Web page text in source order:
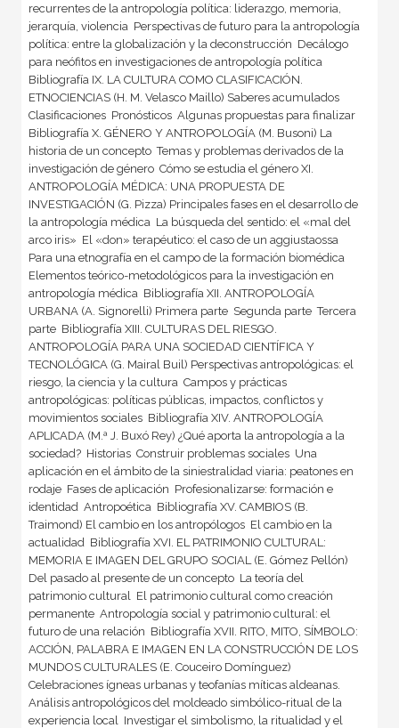
recurrentes de la antropología política: liderazgo, memoria,
jerarquía, violencia  Perspectivas de futuro para la antropología
política: entre la globalización y la deconstrucción  Decálogo
para neófitos en investigaciones de antropología política 
Bibliografía IX. LA CULTURA COMO CLASIFICACIÓN.
ETNOCIENCIAS (H. M. Velasco Maillo) Saberes acumulados 
Clasificaciones  Pronósticos  Algunas propuestas para finalizar 
Bibliografía X. GÉNERO Y ANTROPOLOGÍA (M. Busoni) La
historia de un concepto  Temas y problemas derivados de la
investigación de género  Cómo se estudia el género XI.
ANTROPOLOGÍA MÉDICA: UNA PROPUESTA DE
INVESTIGACIÓN (G. Pizza) Principales fases en el desarrollo de
la antropología médica  La búsqueda del sentido: el «mal del
arco iris»  El «don» terapéutico: el caso de un aggiustaossa 
Para una etnografía en el campo de la formación biomédica 
Elementos teórico-metodológicos para la investigación en
antropología médica  Bibliografía XII. ANTROPOLOGÍA
URBANA (A. Signorelli) Primera parte  Segunda parte  Tercera
parte  Bibliografía XIII. CULTURAS DEL RIESGO.
ANTROPOLOGÍA PARA UNA SOCIEDAD CIENTÍFICA Y
TECNOLÓGICA (G. Mairal Buil) Perspectivas antropológicas: el
riesgo, la ciencia y la cultura  Campos y prácticas
antropológicas: políticas públicas, impactos, conflictos y
movimientos sociales  Bibliografía XIV. ANTROPOLOGÍA
APLICADA (M.ª J. Buxó Rey) ¿Qué aporta la antropología a la
sociedad?  Historias  Construir problemas sociales  Una
aplicación en el ámbito de la siniestralidad viaria: peatones en
rodaje  Fases de aplicación  Profesionalizarse: formación e
identidad  Antropoética  Bibliografía XV. CAMBIOS (B.
Traimond) El cambio en los antropólogos  El cambio en la
actualidad  Bibliografía XVI. EL PATRIMONIO CULTURAL:
MEMORIA E IMAGEN DEL GRUPO SOCIAL (E. Gómez Pellón)
Del pasado al presente de un concepto  La teoría del
patrimonio cultural  El patrimonio cultural como creación
permanente  Antropología social y patrimonio cultural: el
futuro de una relación  Bibliografía XVII. RITO, MITO, SÍMBOLO:
ACCIÓN, PALABRA E IMAGEN EN LA CONSTRUCCIÓN DE LOS
MUNDOS CULTURALES (E. Couceiro Domínguez)
Celebraciones ígneas urbanas y teofanías míticas aldeanas.
Análisis antropológicos del moldeado simbólico-ritual de la
experiencia local  Investigar el simbolismo, la ritualidad y el